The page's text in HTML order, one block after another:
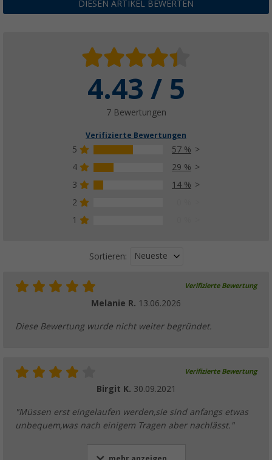
DIESEN ARTIKEL BEWERTEN
4.43 / 5
7 Bewertungen
Verifizierte Bewertungen
5
57 %
4
29 %
3
14 %
2
1
Sortieren: Neueste
Verifizierte Bewertung
Melanie R. 13.06.2026
Diese Bewertung wurde nicht weiter begründet.
Verifizierte Bewertung
Birgit K. 30.09.2021
"Müssen erst eingelaufen werden,sie sind anfangs etwas
unbequem,was nach einigem Tragen aber nachlässt."